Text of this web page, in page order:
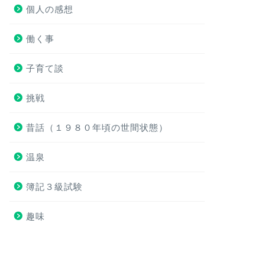
個人の感想
働く事
子育て談
挑戦
昔話（１９８０年頃の世間状態）
温泉
簿記３級試験
趣味